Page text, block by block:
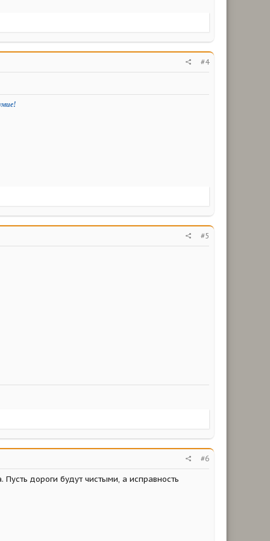
#4
#5
#6
дороги будут чистыми, а исправность